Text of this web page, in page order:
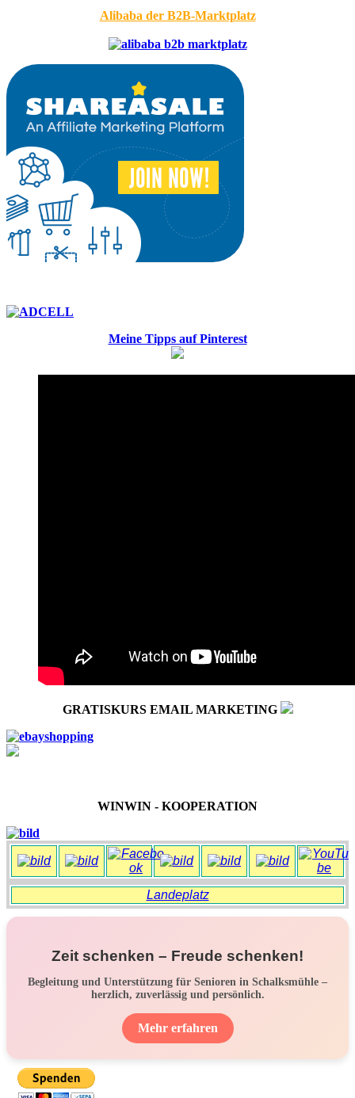
Alibaba der B2B-Marktplatz
Meine Tipps auf Pinterest
GRATISKURS EMAIL MARKETING
WINWIN - KOOPERATION
Landeplatz
Zeit schenken – Freude schenken!
Begleitung und Unterstützung für Senioren in Schalksmühle –
herzlich, zuverlässig und persönlich.
Mehr erfahren